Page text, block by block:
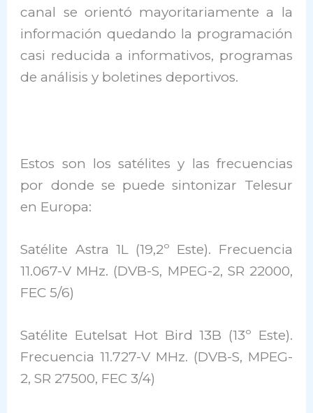
canal se orientó mayoritariamente a la
información quedando la programación
casi reducida a informativos, programas
de análisis y boletines deportivos.
Estos son los satélites y las frecuencias
por donde se puede sintonizar Telesur
en Europa:
Satélite Astra 1L (19,2º Este). Frecuencia
11.067-V MHz. (DVB-S, MPEG-2, SR 22000,
FEC 5/6)
Satélite Eutelsat Hot Bird 13B (13º Este).
Frecuencia 11.727-V MHz. (DVB-S, MPEG-
2, SR 27500, FEC 3/4)